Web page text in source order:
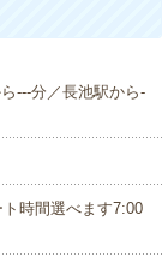
---分／長池駅から-
時間選べます7:00